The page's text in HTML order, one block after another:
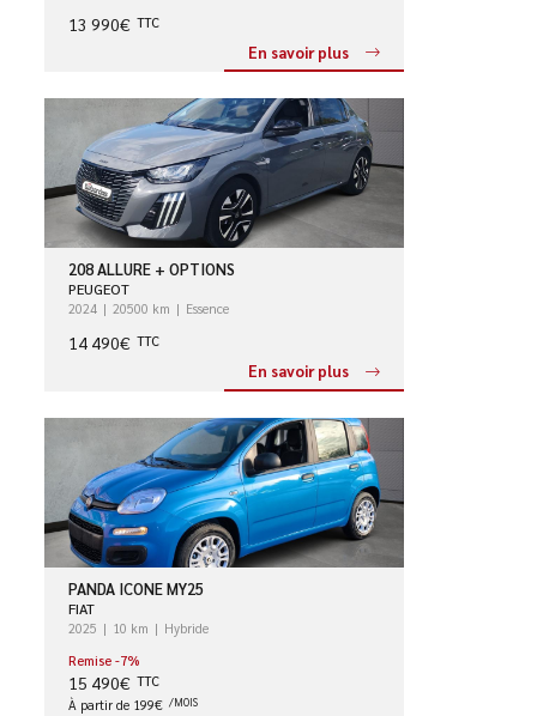
13 990€ TTC
En savoir plus
208 ALLURE + OPTIONS
PEUGEOT
2024 20500 km Essence
14 490€ TTC
En savoir plus
PANDA ICONE MY25
FIAT
2025 10 km
Hybride
Remise -7%
15 490€ TTC
À partir de 199€ /MOIS